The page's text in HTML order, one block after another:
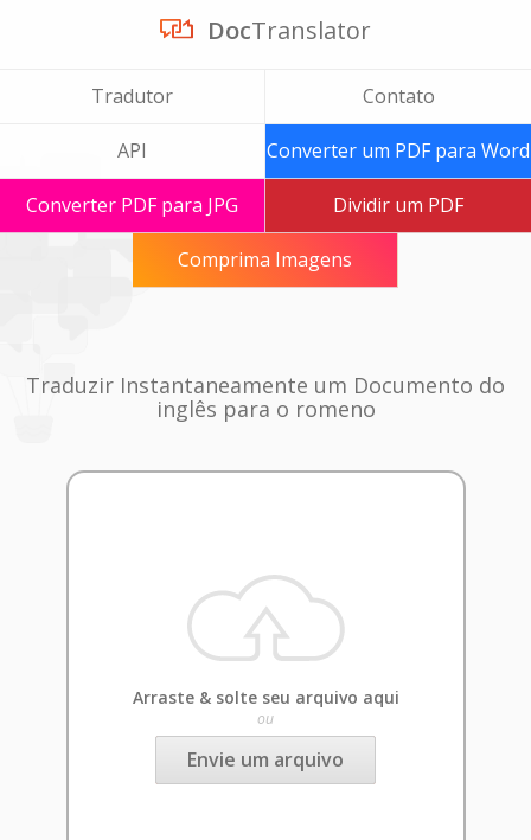
DocTranslator
Tradutor Contato
API Converter um PDF para Word
Converter PDF para JPG Dividir um PDF
Comprima Imagens
Traduzir Instantaneamente um Documento do
inglês para o romeno
Arraste & solte seu arquivo aqui
ou
Envie um arquivo